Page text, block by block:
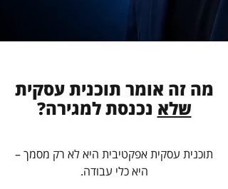
מה זה אומר תוכנית עסקית
שלא נכנסת למגירה?
תוכנית עסקית אפקטיבית היא לא רק מסמך –
היא כלי עבודה.